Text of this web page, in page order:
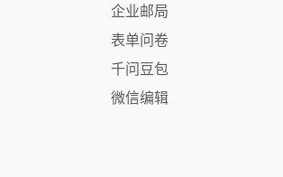
企业邮局
表单问卷
千问豆包
微信编辑